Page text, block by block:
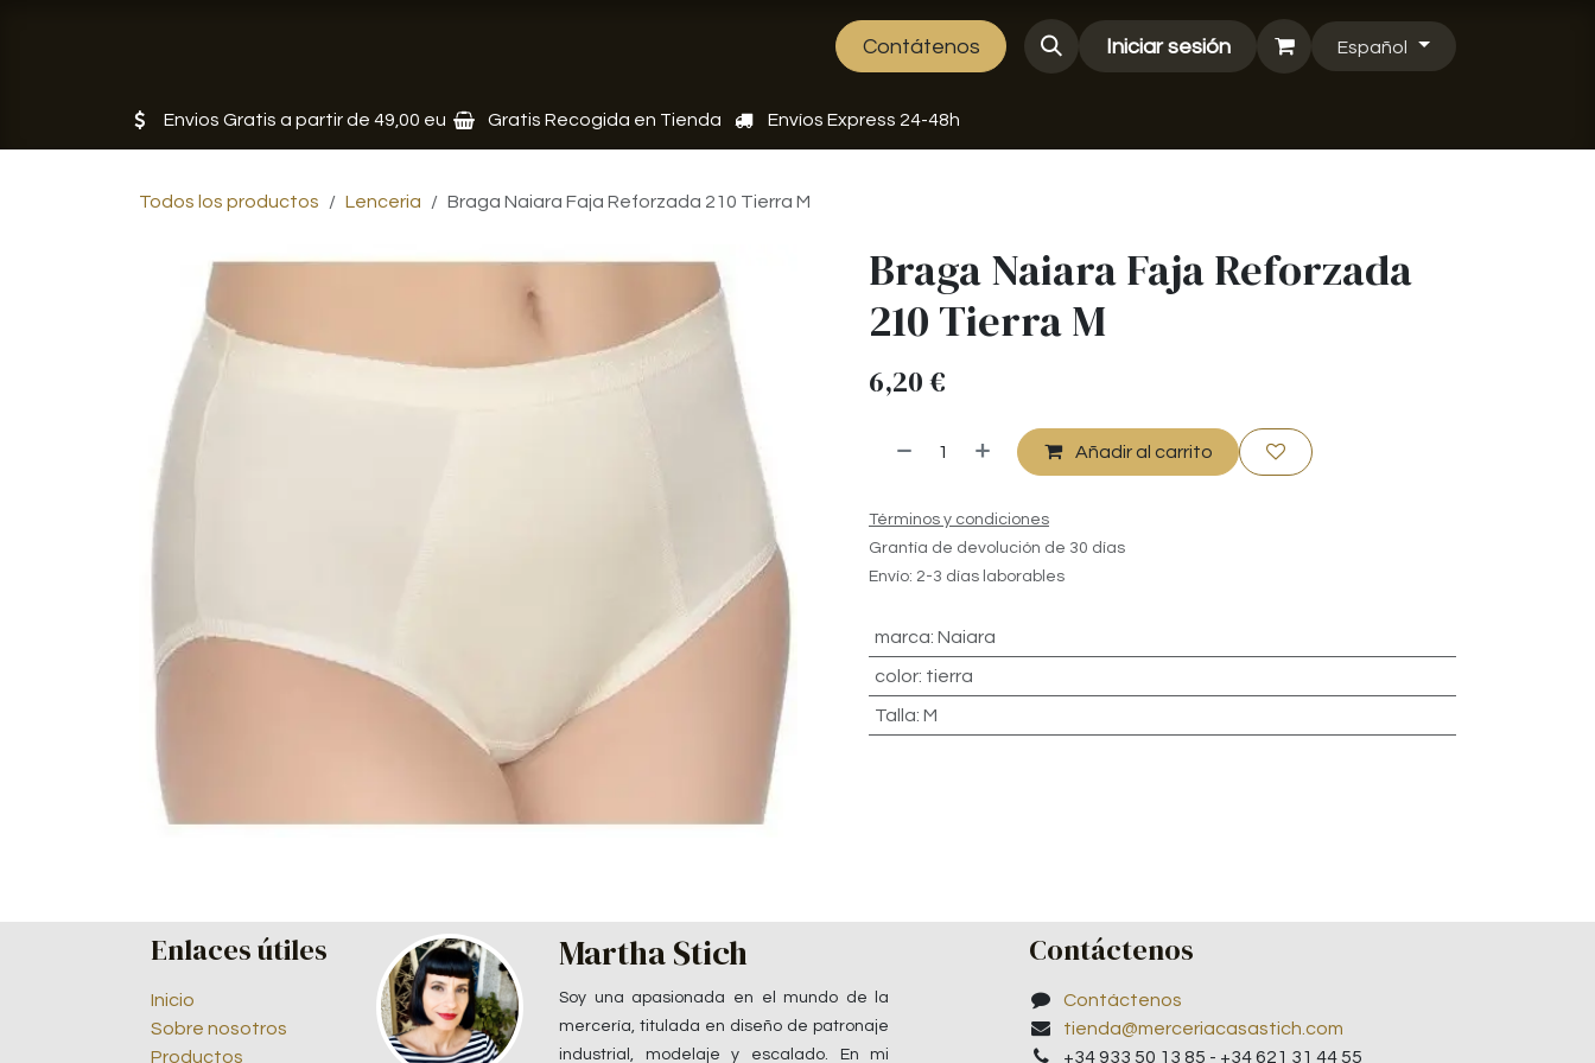
Contátenos Iniciar sesión Español
Envios Gratis a partir de 49,00 eu Gratis Recogida en Tienda Envíos Express 24-48h
Todos los productos Lenceria Braga Naiara Faja Reforzada 210 Tierra M
Braga Naiara Faja Reforzada
210 Tierra M
6,20€
Añadir al carrito
Términos y condiciones
Grantía de devolución de 30 días
Envío: 2-3 días laborables
marca: Naiara
color: tierra
Talla: M
Enlaces útiles
Inicio
Sobre nosotros
Productos
Contáctenos
Contáctenos
tienda@merceriacasastich.com
+34 933 50 13 85 - +34 621 31 44 55
Martha Stich
Soy una apasionada en el mundo de la
mercería, titulada en diseño de patronaje
industrial, modelaje y escalado. En mi